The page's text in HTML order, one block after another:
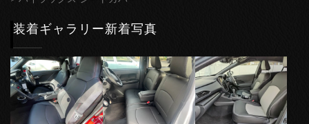
装着ギャラリー新着写真